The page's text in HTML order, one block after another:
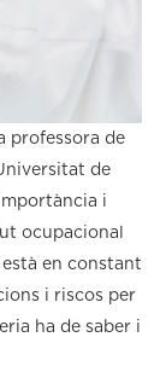
professora de
de
i
ocupacional
està en constant
i riscos per
ha de saber i